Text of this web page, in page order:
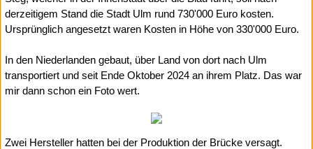
derzeitigem Stand die Stadt Ulm rund 730'000 Euro kosten.
Ursprünglich angesetzt waren Kosten in Höhe von 330'000 Euro.
In den Niederlanden gebaut, über Land von dort nach Ulm
transportiert und seit Ende Oktober 2024 an ihrem Platz. Das war
mir dann schon ein Foto wert.
Zwei Hersteller hatten bei der Produktion der Brücke versagt.